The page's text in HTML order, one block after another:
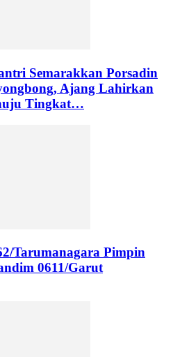
Semarakkan Porsadin
Ajang Lahirkan
Tingkat…
Tarumanagara Pimpin
0611/Garut